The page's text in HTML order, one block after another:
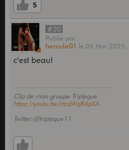
5
#20
Publié par
hercule01 le 05 Nov 2025,
c'est beau!
Clip de mon groupe Triptyque
https://youtu.be/ztcqWq84pXA
Twitter:@triptyque11